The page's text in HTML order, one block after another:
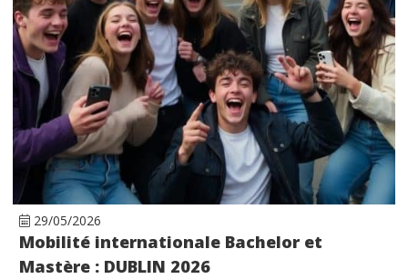
29/05/2026
Mobilité internationale Bachelor et
Mastère : DUBLIN 2026